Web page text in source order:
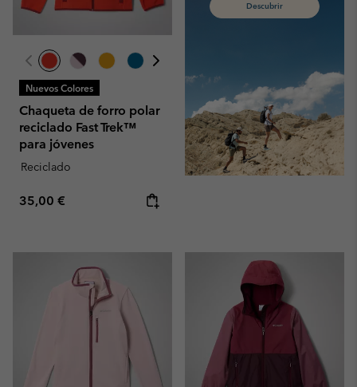
Nuevos Colores
Chaqueta de forro polar
reciclado Fast Trek™
para jóvenes
Reciclado
Regular price:
35,00 €
Descubrir